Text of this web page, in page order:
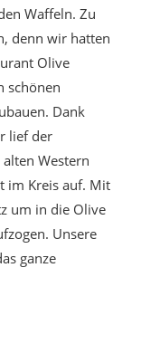
Waffeln. Zu
denn wir hatten
Olive
schönen
Dank
lief der
Western
im Kreis auf. Mit
um in die Olive
Unsere
ganze